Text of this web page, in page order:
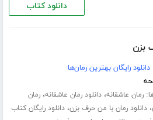
دانلود کتاب
بزن
دانلود رایگان بهترین رمان‌ها
رمان عاشقانه،دانلود رمان عاشقانه،رمان
،دانلود رمان با من حرف بزن،دانلود رایگان کتاب